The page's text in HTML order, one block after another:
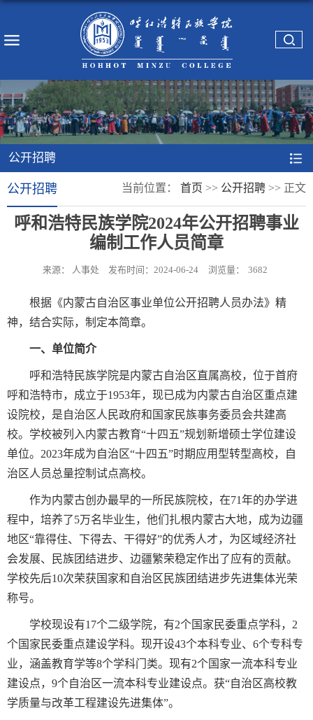
公开招聘
当前位置： 首页 >> 公开招聘 >> 正文
公开招聘
呼和浩特民族学院2024年公开招聘事业
编制工作人员简章
来源： 人事处 发布时间：2024-06-24 浏览量： 3682
根据《内蒙古自治区事业单位公开招聘人员办法》精
神，结合实际，制定本简章。
一、单位简介
呼和浩特民族学院是内蒙古自治区直属高校，位于首府
呼和浩特市，成立于1953年，现已成为内蒙古自治区重点建
设院校，是自治区人民政府和国家民族事务委员会共建高
校。学校被列入内蒙古教育“十四五”规划新增硕士学位建设
单位。2023年成为自治区“十四五”时期应用型转型高校，自
治区人员总量控制试点高校。
作为内蒙古创办最早的一所民族院校，在71年的办学进
程中，培养了5万名毕业生，他们扎根内蒙古大地，成为边疆
地区“靠得住、下得去、干得好”的优秀人才，为区域经济社
会发展、民族团结进步、边疆繁荣稳定作出了应有的贡献。
学校先后10次荣获国家和自治区民族团结进步先进集体光荣
称号。
学校现设有17个二级学院，有2个国家民委重点学科，2
个国家民委重点建设学科。现开设43个本科专业、6个专科专
业，涵盖教育学等8个学科门类。现有2个国家一流本科专业
建设点，9个自治区一流本科专业建设点。获“自治区高校教
学质量与改革工程建设先进集体”。